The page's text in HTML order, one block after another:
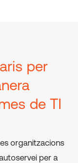
per
de TI
organitzacions
per a